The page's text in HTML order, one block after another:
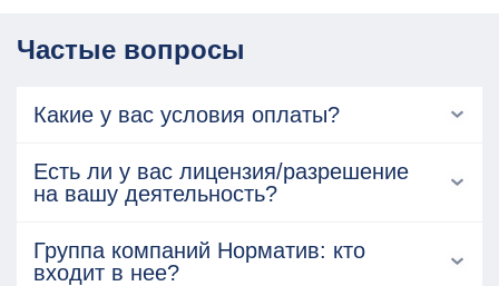
Частые вопросы
Какие у вас условия оплаты?
Есть ли у вас лицензия/разрешение
на вашу деятельность?
Группа компаний Норматив: кто
входит в нее?